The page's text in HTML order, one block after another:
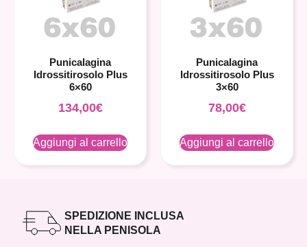
Punicalagina
Idrossitirosolo Plus
6×60
134,00€
Aggiungi al carrello
Punicalagina
Idrossitirosolo Plus
3×60
78,00€
Aggiungi al carrello
SPEDIZIONE INCLUSA
NELLA PENISOLA